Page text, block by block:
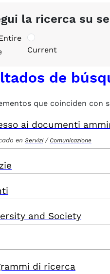
la ricerca su
Current
de
que coinciden con
ai documenti
en Servizi / Comunicazione
and Society
di ricerca